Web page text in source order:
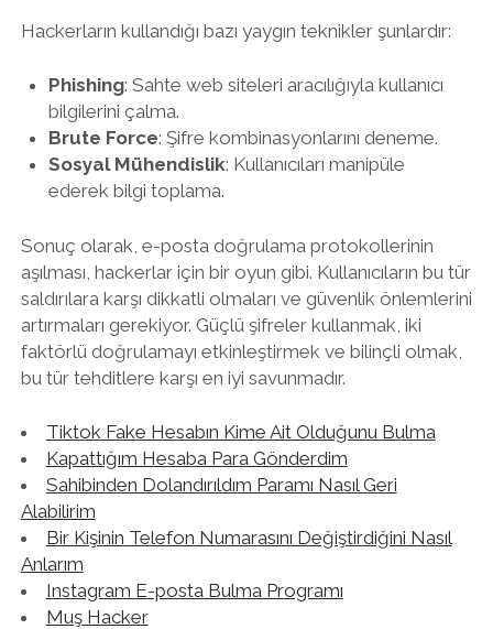
Hackerların kullandığı bazı yaygın teknikler şunlardır:
Phishing: Sahte web siteleri aracılığıyla kullanıcı
bilgilerini çalma.
Brute Force: Şifre kombinasyonlarını deneme.
Sosyal Mühendislik: Kullanıcıları manipüle
ederek bilgi toplama.
Sonuç olarak, e-posta doğrulama protokollerinin
aşılması, hackerlar için bir oyun gibi. Kullanıcıların bu tür
saldırılara karşı dikkatli olmaları ve güvenlik önlemlerini
artırmaları gerekiyor. Güçlü şifreler kullanmak, iki
faktörlü doğrulamayı etkinleştirmek ve bilinçli olmak,
bu tür tehditlere karşı en iyi savunmadır.
Tiktok Fake Hesabın Kime Ait Olduğunu Bulma
Kapattığım Hesaba Para Gönderdim
Sahibinden Dolandırıldım Paramı Nasıl Geri
Alabilirim
Bir Kişinin Telefon Numarasını Değiştirdiğini Nasıl
Anlarım
Instagram E-posta Bulma Programı
Muş Hacker